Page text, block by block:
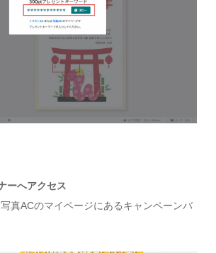
ーへアクセス
真ACのマイページにあるキャンペーンバ